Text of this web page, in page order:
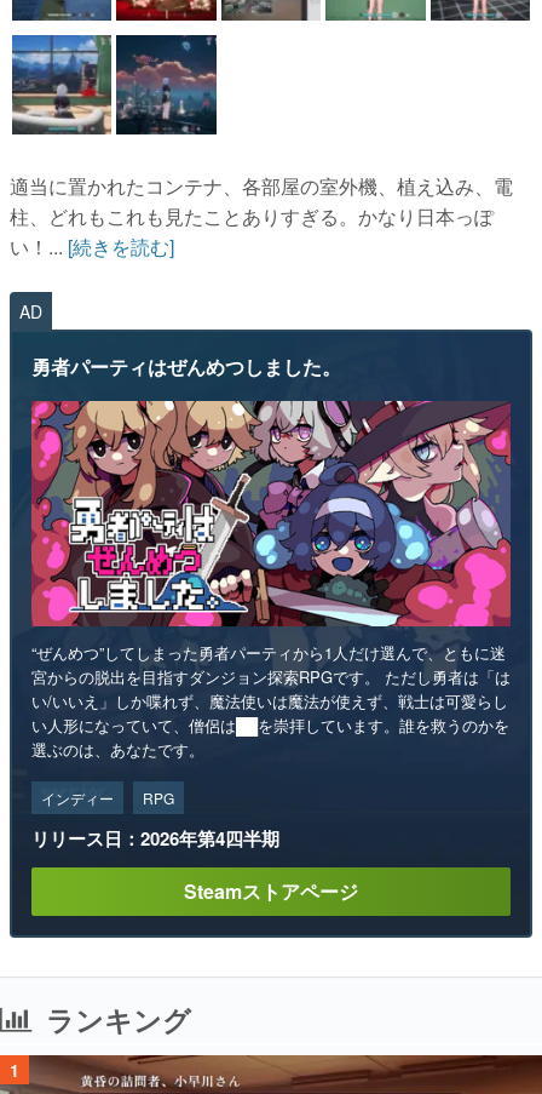
適当に置かれたコンテナ、各部屋の室外機、植え込み、電
柱、どれもこれも見たことありすぎる。かなり日本っぽ
い！... [続きを読む]
AD
勇者パーティはぜんめつしました。
“ぜんめつ”してしまった勇者パーティから1人だけ選んで、ともに迷
宮からの脱出を目指すダンジョン探索RPGです。 ただし勇者は「は
い/いいえ」しか喋れず、魔法使いは魔法が使えず、戦士は可愛らし
い人形になっていて、僧侶は██を崇拝しています。誰を救うのかを
選ぶのは、あなたです。
インディー RPG
リリース日：2026年第4四半期
Steamストアページ
ランキング
1